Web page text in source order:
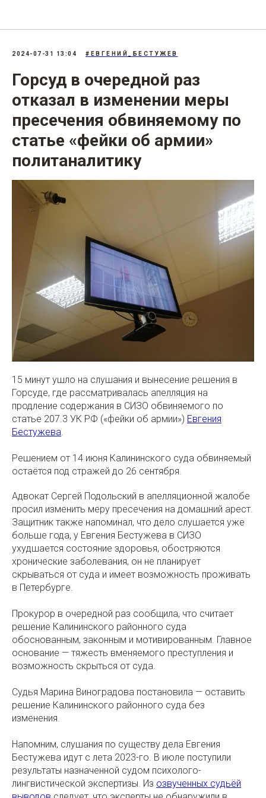
2024-07-31 13:04 #ЕВГЕНИЙ_БЕСТУЖЕВ
Горсуд в очередной раз
отказал в изменении меры
пресечения обвиняемому по
статье «фейки об армии»
политаналитику
15 минут ушло на слушания и вынесение решения в
Горсуде, где рассматривалась апелляция на
продление содержания в СИЗО обвиняемого по
статье 207.3 УК РФ («фейки об армии») Евгения
Бестужева.
Решением от 14 июня Калининского суда обвиняемый
остаётся под стражей до 26 сентября.
Адвокат Сергей Подольский в апелляционной жалобе
просил изменить меру пресечения на домашний арест.
Защитник также напоминал, что дело слушается уже
больше года, у Евгения Бестужева в СИЗО
ухудшается состояние здоровья, обостряются
хронические заболевания, он не планирует
скрываться от суда и имеет возможность проживать
в Петербурге.
Прокурор в очередной раз сообщила, что считает
решение Калининского районного суда
обоснованным, законным и мотивированным. Главное
основание — тяжесть вменяемого преступления и
возможность скрыться от суда.
Судья Марина Виноградова постановила — оставить
решение Калининского районного суда без
изменения.
Напомним, слушания по существу дела Евгения
Бестужева идут с лета 2023-го. В июле поступили
результаты назначенной судом психолого-
лингвистической экспертизы. Из озвученных судьёй